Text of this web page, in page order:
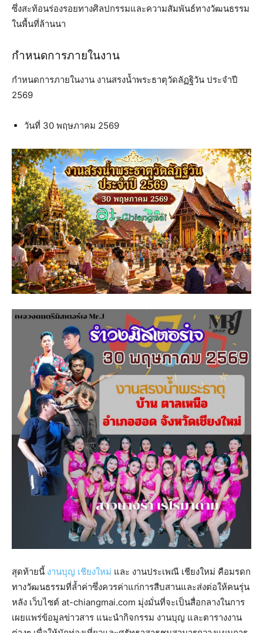
ซึ่งสะท้อนร่องรอยทางศิลปกรรมและความสัมพันธ์ทางวัฒนธรรม
ในพื้นที่ล้านนา
กำหนดการภายในงาน
กำหนดการภายในงาน งานสรงน้ำพระธาตุวัดลัฏฐิวัน ประจำปี
2569
วันที่ 30 พฤษภาคม 2569
สุดท้ายนี้ งานบุญ เชียงใหม่ และ งานประเพณี เชียงใหม่ คือมรดก
ทางวัฒนธรรมที่ล้ำค่าซึ่งควรค่าแก่การสืบสานและส่งต่อให้คนรุ่น
หลัง เว็บไซต์ at-chiangmai.com มุ่งมั่นที่จะเป็นสื่อกลางในการ
เผยแพร่ข้อมูลข่าวสาร แนะนำกิจกรรม งานบุญ และตารางงาน